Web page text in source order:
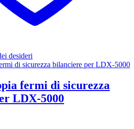
desideri
fermi di sicurezza
LDX-5000